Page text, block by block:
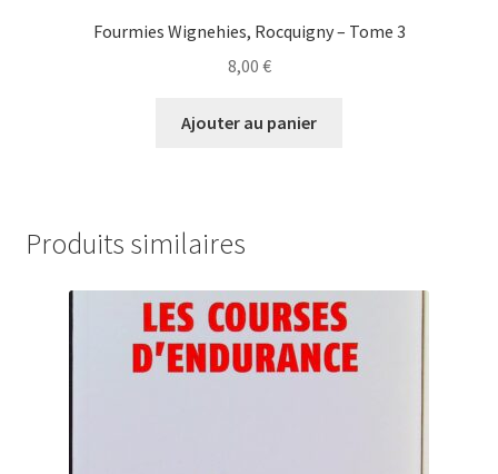
Fourmies Wignehies, Rocquigny – Tome 3
8,00 €
Ajouter au panier
Produits similaires